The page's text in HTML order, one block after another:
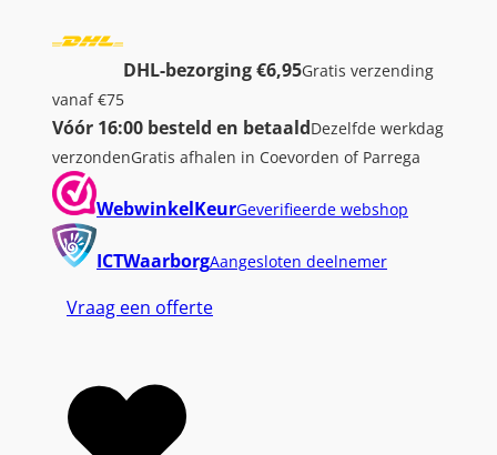
DHL-bezorging €6,95Gratis verzending
vanaf €75
Vóór 16:00 besteld en betaaldDezelfde werkdag
verzondenGratis afhalen in Coevorden of Parrega
WebwinkelKeurGeverifieerde webshop
ICTWaarborgAangesloten deelnemer
Vraag een offerte